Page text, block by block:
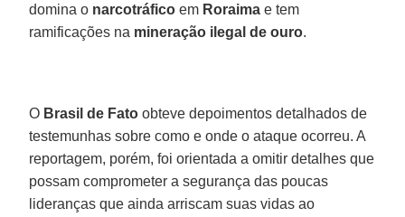
domina o narcotráfico em Roraima e tem
ramificações na mineração ilegal de ouro.
O Brasil de Fato obteve depoimentos detalhados de
testemunhas sobre como e onde o ataque ocorreu. A
reportagem, porém, foi orientada a omitir detalhes que
possam comprometer a segurança das poucas
lideranças que ainda arriscam suas vidas ao